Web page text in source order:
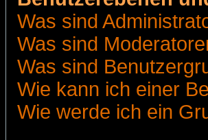
Was sind
Was sind
Was sind
Wie kann ich einer
Wie werde ich ein